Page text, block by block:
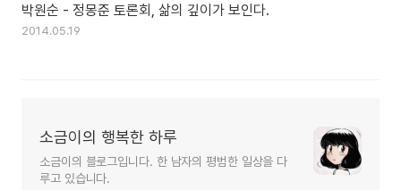
박원순 - 정몽준 토론회, 삶의 깊이가 보인다.
2014.05.19
소금이의 행복한 하루
소금이의 블로그입니다. 한 남자의 평범한 일상을 다
루고 있습니다.